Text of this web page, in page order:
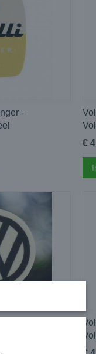
-
€
-